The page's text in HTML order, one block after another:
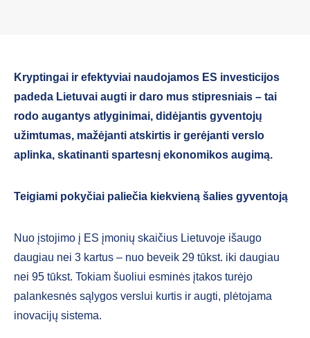
Kryptingai ir efektyviai naudojamos ES investicijos
padeda Lietuvai augti ir daro mus stipresniais – tai
rodo augantys atlyginimai, didėjantis gyventojų
užimtumas, mažėjanti atskirtis ir gerėjanti verslo
aplinka, skatinanti spartesnį ekonomikos augimą.
Teigiami pokyčiai paliečia kiekvieną šalies gyventoją
Nuo įstojimo į ES įmonių skaičius Lietuvoje išaugo
daugiau nei 3 kartus – nuo beveik 29 tūkst. iki daugiau
nei 95 tūkst. Tokiam šuoliui esminės įtakos turėjo
palankesnės sąlygos verslui kurtis ir augti, plėtojama
inovacijų sistema.